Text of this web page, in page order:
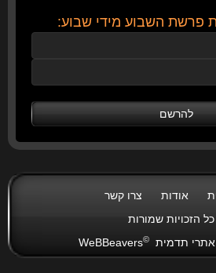
פרשת השבוע מידי שבוע:
אודות צרו קשר
כל הזכויות שמורות
אתרי תדמית
©
WeBBeavers